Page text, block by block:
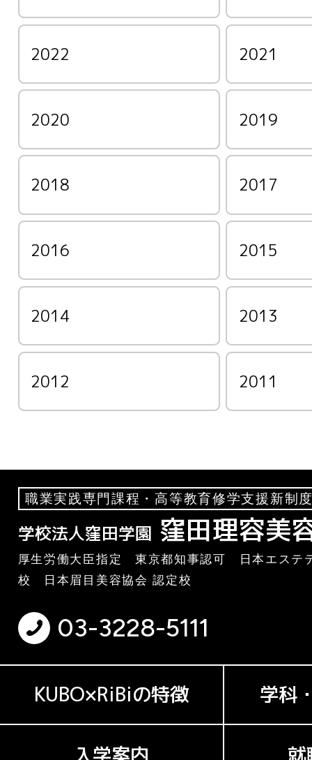
2022 2021
2020 2019
2018 2017
2016 2015
2014 2013
2012 2011
職業実践専門課程・高等教育修学支援新制
学校法人窪田学園 窪田理容美
厚生労働大臣指定 東京都知事認可 日本エステ
校 日本眉目美容協会 認定校
03-3228-5111
KUBO×RiBiの特徴 学科